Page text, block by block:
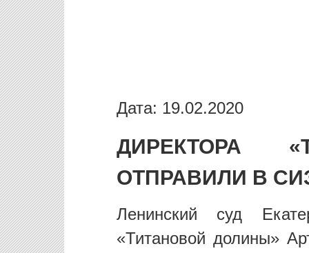
Дата: 19.02.2020
ДИРЕКТОРА
ОТПРАВИЛИ В
Ленинский суд
«Титановой долины»